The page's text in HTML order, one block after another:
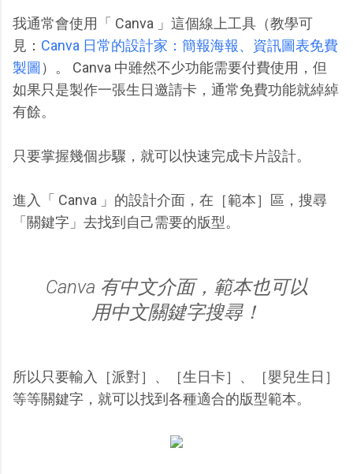
我通常會使用「 Canva 」這個線上工具（教學可
見： Canva 日常的設計家：簡報海報、資訊圖表免費
製圖 ）。 Canva 中雖然不少功能需要付費使用，但
如果只是製作一張生日邀請卡，通常免費功能就綽綽
有餘。
只要掌握幾個步驟，就可以快速完成卡片設計。
進入「 Canva 」的設計介面，在［範本］區，搜尋
「關鍵字」去找到自己需要的版型。
Canva 有中文介面，範本也可以
用中文關鍵字搜尋！
所以只要輸入［派對］、［生日卡］、［嬰兒生日］
等等關鍵字，就可以找到各種適合的版型範本。